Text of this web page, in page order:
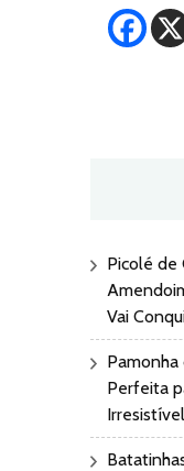
Picolé de
Vai
Perfeita
Irresistível